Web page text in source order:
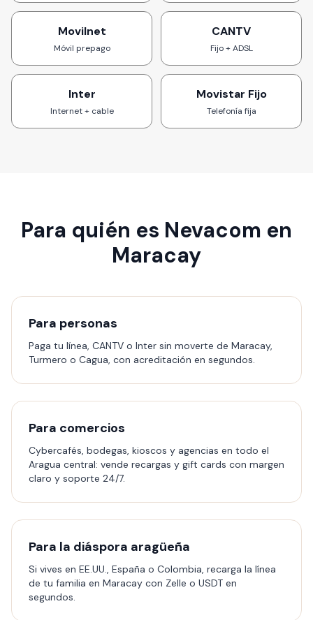
Movilnet
Móvil prepago
CANTV
Fijo + ADSL
Inter
Internet + cable
Movistar Fijo
Telefonía fija
Para quién es Nevacom en
Maracay
Para personas
Paga tu línea, CANTV o Inter sin moverte de Maracay,
Turmero o Cagua, con acreditación en segundos.
Para comercios
Cybercafés, bodegas, kioscos y agencias en todo el
Aragua central: vende recargas y gift cards con margen
claro y soporte 24/7.
Para la diáspora aragüeña
Si vives en EE.UU., España o Colombia, recarga la línea
de tu familia en Maracay con Zelle o USDT en
segundos.